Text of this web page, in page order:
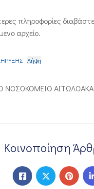
πληροφορίες
αρχείο.
Λήψη
ΝΟΣΟΚΟΜΕΙΟ
Κοινοποίηση